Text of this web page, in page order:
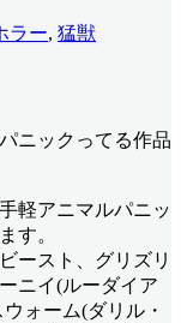
ラー, 猛獣
ニックってる作品
軽アニマルパニッ
す。
ースト、グリズリ
ニイ(ルーダイア
ォーム(ダリル・